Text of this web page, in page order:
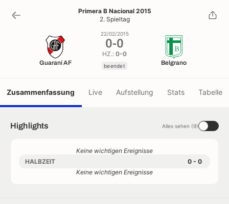
0-0
beendet
Primera B Nacional 2015
2. Spieltag
Guaraní AF
22/02/2015
0-0
HZ.: 0-0
beendet Belgrano
Zusammenfassung Live Aufstellung Stats Tabelle
Highlights Alles sehen (9)
Keine wichtigen Ereignisse
HALBZEIT
0 - 0
Keine wichtigen Ereignisse